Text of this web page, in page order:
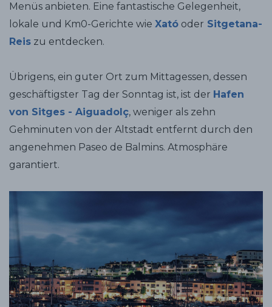
Menüs anbieten. Eine fantastische Gelegenheit,
lokale und Km0-Gerichte wie Xató oder Sitgetana-
Reis zu entdecken.
Übrigens, ein guter Ort zum Mittagessen, dessen
geschäftigster Tag der Sonntag ist, ist der Hafen
von Sitges - Aiguadolç, weniger als zehn
Gehminuten von der Altstadt entfernt durch den
angenehmen Paseo de Balmins. Atmosphäre
garantiert.